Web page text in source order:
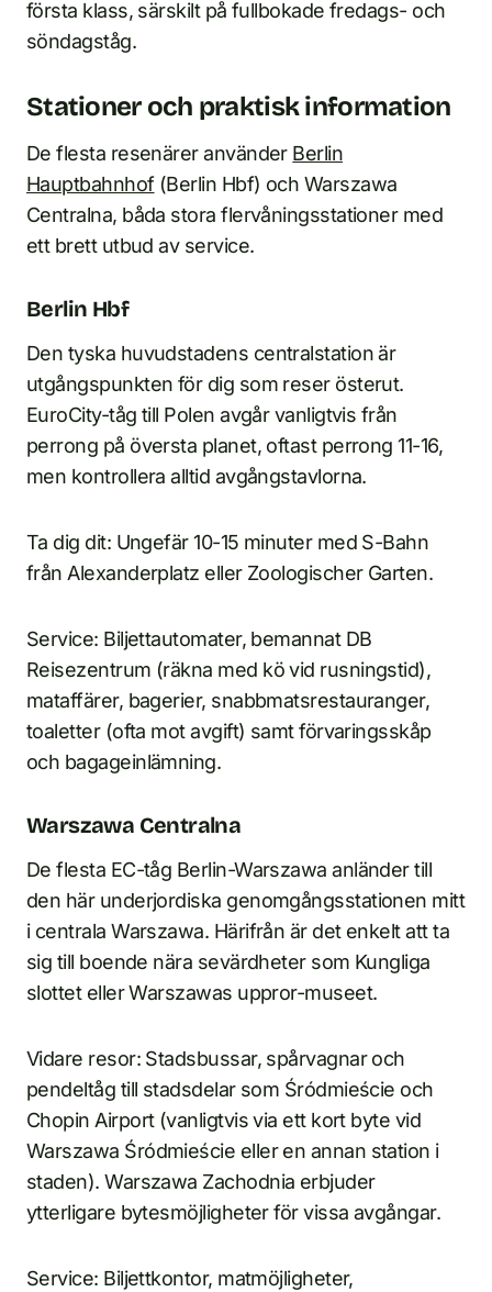
första klass, särskilt på fullbokade fredags- och
söndagståg.
Stationer och praktisk information
De flesta resenärer använder Berlin
Hauptbahnhof(Berlin Hbf) och Warszawa
Centralna, båda stora flervåningsstationer med
ett brett utbud av service.
Berlin Hbf
Den tyska huvudstadens centralstation är
utgångspunkten för dig som reser österut.
EuroCity-tåg till Polen avgår vanligtvis från
perrong på översta planet, oftast perrong 11-16,
men kontrollera alltid avgångstavlorna.
Ta dig dit: Ungefär 10-15 minuter med S-Bahn
från Alexanderplatz eller Zoologischer Garten.
Service: Biljettautomater, bemannat DB
Reisezentrum (räkna med kö vid rusningstid),
mataffärer, bagerier, snabbmatsrestauranger,
toaletter (ofta mot avgift) samt förvaringsskåp
och bagageinlämning.
Warszawa Centralna
De flesta EC-tåg Berlin-Warszawa anländer till
den här underjordiska genomgångsstationen mitt
i centrala Warszawa. Härifrån är det enkelt att ta
sig till boende nära sevärdheter som Kungliga
slottet eller Warszawas uppror-museet.
Vidare resor: Stadsbussar, spårvagnar och
pendeltåg till stadsdelar som Śródmieście och
Chopin Airport (vanligtvis via ett kort byte vid
Warszawa Śródmieście eller en annan station i
staden). Warszawa Zachodnia erbjuder
ytterligare bytesmöjligheter för vissa avgångar.
Service: Biljettkontor, matmöjligheter,